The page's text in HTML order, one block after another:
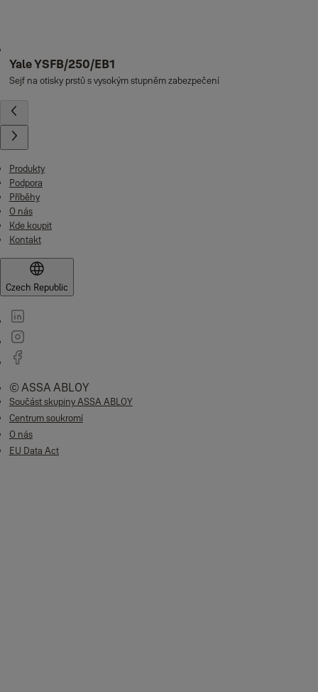
Yale YSFB/250/EB1
Sejf na otisky prstů s vysokým stupněm zabezpečení
Produkty
Podpora
Příběhy
O nás
Kde koupit
Kontakt
Czech Republic
© ASSA ABLOY
Součást skupiny ASSA ABLOY
Centrum soukromí
O nás
EU Data Act